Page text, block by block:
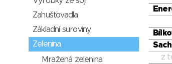
z
Zahušťovadla
Základní suroviny
Zelenina
Mražená zelenina